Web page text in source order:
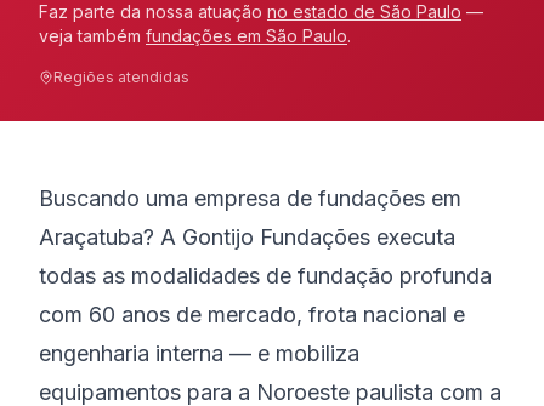
Faz parte da nossa atuação no estado de São Paulo —
veja também fundações em São Paulo.
Regiões atendidas
Buscando uma empresa de fundações em
Araçatuba? A Gontijo Fundações executa
todas as modalidades de fundação profunda
com 60 anos de mercado, frota nacional e
engenharia interna — e mobiliza
equipamentos para a Noroeste paulista com a